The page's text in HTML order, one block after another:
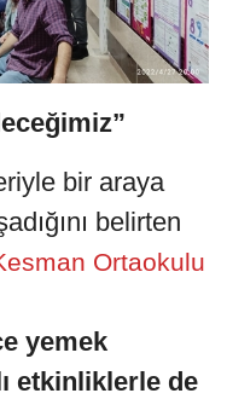
bir araya
belirten
Ortaokulu
yemek
etkinliklerle de